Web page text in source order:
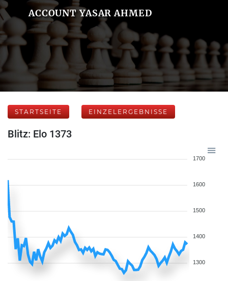
ACCOUNT YASAR AHMED
STARTSEITE EINZELERGEBNISSE
Blitz: Elo 1373
1700
1600
1500
1400
1300